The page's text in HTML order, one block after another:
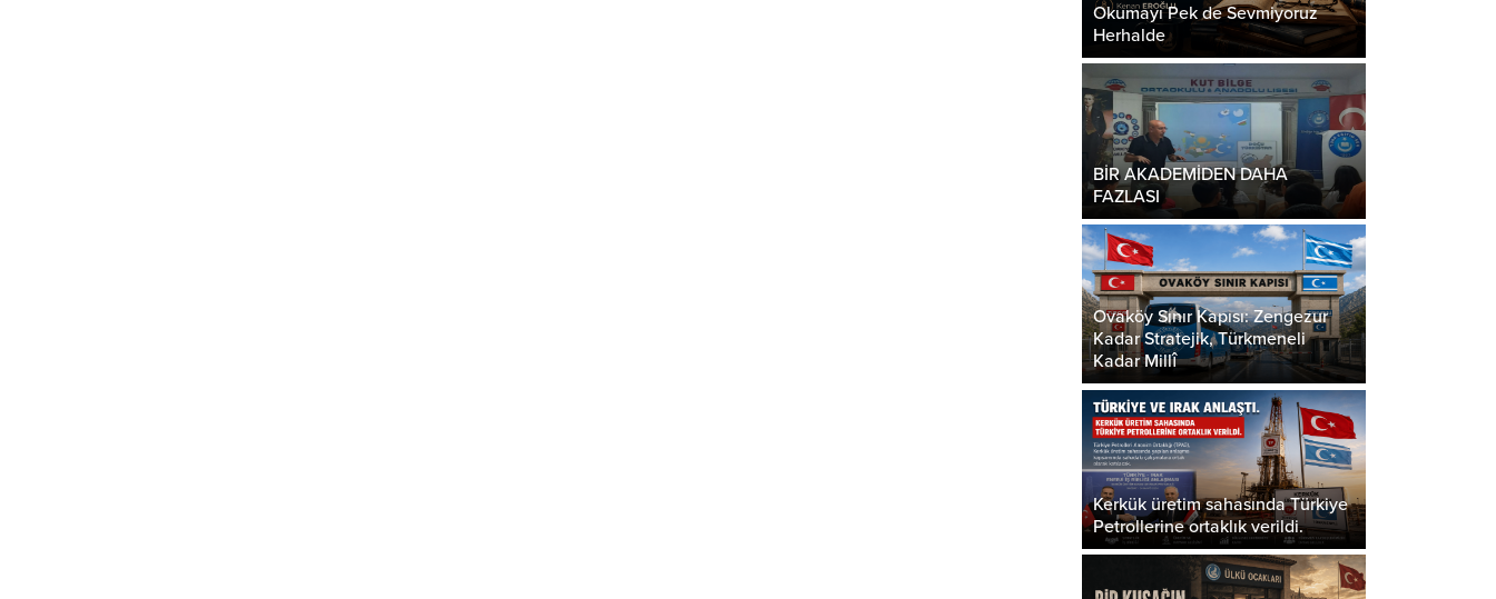
Okumayı Pek de Sevmiyoruz
Herhalde
BİR AKADEMİDEN DAHA
FAZLASI
Ovaköy Sınır Kapısı: Zengezur
Kadar Stratejik, Türkmeneli
Kadar Millî
Kerkük üretim sahasında Türkiye
Petrollerine ortaklık verildi.